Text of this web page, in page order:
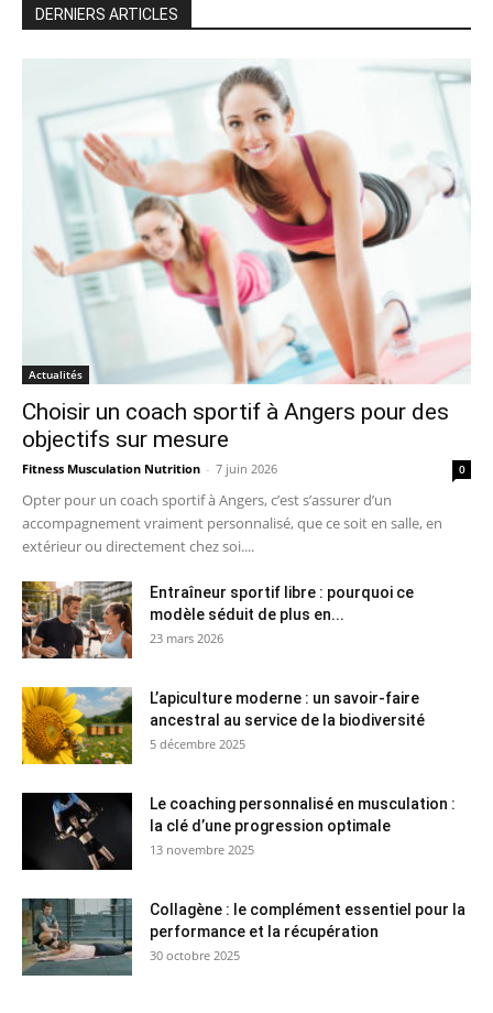
DERNIERS ARTICLES
Actualités
Choisir un coach sportif à Angers pour des
objectifs sur mesure
Fitness Musculation Nutrition - 7 juin 2026 0
Opter pour un coach sportif à Angers, c’est s’assurer d’un
accompagnement vraiment personnalisé, que ce soit en salle, en
extérieur ou directement chez soi....
Entraîneur sportif libre : pourquoi ce
modèle séduit de plus en...
23 mars 2026
L’apiculture moderne : un savoir-faire
ancestral au service de la biodiversité
5 décembre 2025
Le coaching personnalisé en musculation :
la clé d’une progression optimale
13 novembre 2025
Collagène : le complément essentiel pour la
performance et la récupération
30 octobre 2025